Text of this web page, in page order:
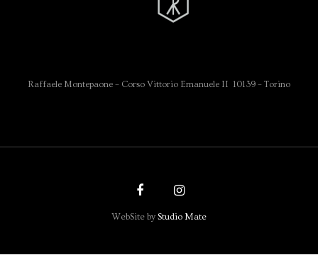
Raffaele Montepaone – Corso Vittorio Emanuele II 10139 – Torino
WebSite by Studio Mate